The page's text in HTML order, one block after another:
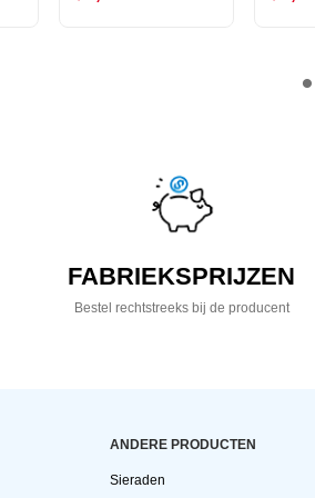
FABRIEKSPRIJZEN
Bestel rechtstreeks bij de producent
ANDERE PRODUCTEN
Sieraden